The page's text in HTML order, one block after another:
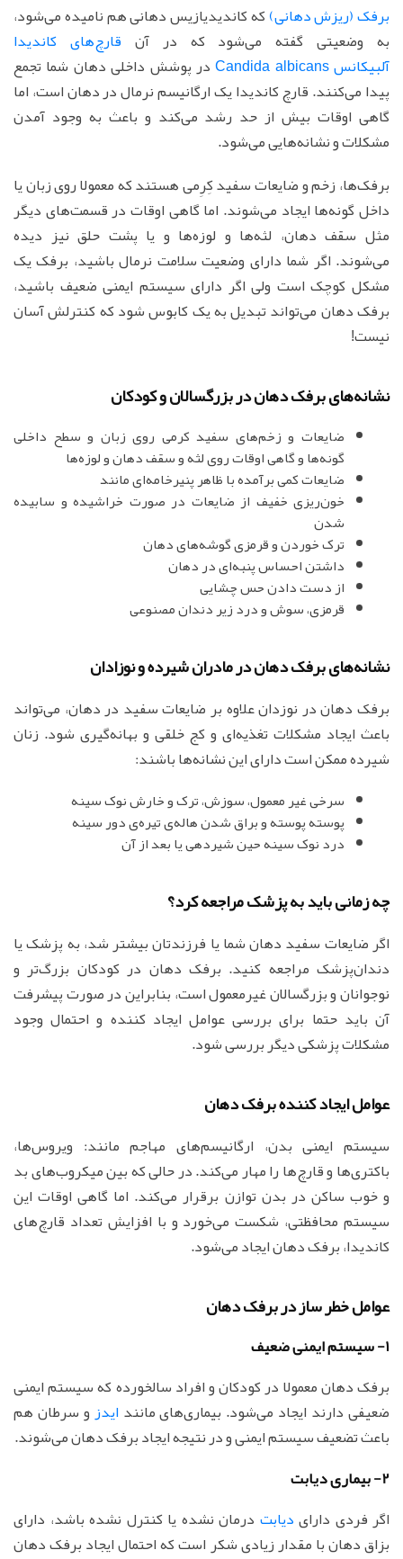
برفک (ریزش دهانی)که کاندیدیازیس دهانی هم نامیده می‌شود،
به وضعیتی گفته می‌شود که در آن قارچ‌های کاندیدا
آلبیکانس Candida albicans
در پوشش داخلی دهان شما تجمع
پیدا می‌کنند. قارچ کاندیدا یک ارگانیسم نرمال در دهان است، اما
گاهی اوقات بیش از حد رشد می‌کند و باعث به وجود آمدن
مشکلات و نشانه‌هایی می‌شود.
برفک‌ها، زخم و ضایعات سفید کِرِمی هستند که معمولا روی زبان یا
داخل گونه‌ها ایجاد می‌شوند. اما گاهی اوقات در قسمت‌های دیگر
مثل سقف دهان، لثه‌ها و لوزه‌ها و یا پشت حلق نیز دیده
می‌شوند. اگر شما دارای وضعیت سلامت نرمال باشید، برفک یک
مشکل کوچک است ولی اگر دارای سیستم ایمنی ضعیف باشید،
برفک دهان می‌تواند تبدیل به یک کابوس شود که کنترلش آسان
نیست!
نشانه‌های برفک دهان در بزرگسالان و کودکان
ضایعات و زخم‌های سفید کرمی روی زبان و سطح داخلی
گونه‌ها و گاهی اوقات روی لثه و سقف دهان و لوزه‌ها
ضایعات کمی برآمده با ظاهر پنیرخامه‌ای مانند
خون‌ریزی خفیف از ضایعات در صورت خراشیده و سابیده
شدن
ترک خوردن و قرمزی گوشه‌های دهان
داشتن احساس پنبه‌ای در دهان
از دست دادن حس چشایی
قرمزی، سوش و درد زیر دندان مصنوعی
نشانه‌های برفک دهان در مادران شیرده و نوزادان
برفک دهان در نوزدان علاوه بر ضایعات سفید در دهان، می‌تواند
باعث ایجاد مشکلات تغذیه‌ای و کج خلقی و بهانه‌گیری شود. زنان
شیرده ممکن است دارای این نشانه‌ها باشند:
سرخی غیر معمول، سوزش، ترک و خارش نوک سینه
پوسته پوسته و براق شدن هاله‌ی تیره‌ی دور سینه
درد نوک سینه حین شیردهی یا بعد از آن
چه زمانی باید به پزشک مراجعه کرد؟
اگر ضایعات سفید دهان شما یا فرزندتان بیشتر شد، به پزشک یا
دندان‌پزشک مراجعه کنید. برفک دهان در کودکان بزرگ‌تر و
نوجوانان و بزرگسالان غیرمعمول است، بنابراین در صورت پیشرفت
آن باید حتما برای بررسی عوامل ایجاد کننده و احتمال وجود
مشکلات پزشکی دیگر بررسی شود.
عوامل ایجاد کننده برفک دهان
سیستم ایمنی بدن، ارگانیسم‌های مهاجم مانند: ویروس‌ها،
باکتری‌ها و قارچ‌ها را مهار می‌کند. در حالی که بین میکروب‌های بد
و خوب ساکن در بدن توازن برقرار می‌کند. اما گاهی اوقات این
سیستم محافظتی، شکست می‌خورد و با افزایش تعداد قارچ‌های
کاندیدا، برفک دهان ایجاد می‌شود.
عوامل خطر ساز در برفک دهان
1- سیستم ایمنی ضعیف
برفک دهان معمولا در کودکان و افراد سالخورده که سیستم ایمنی
ضعیفی دارند ایجاد می‌شود. بیماری‌های مانندایدزو سرطان هم
باعث تضعیف سیستم ایمنی و در نتیجه ایجاد برفک دهان می‌شوند.
2- بیماری دیابت
اگر فردی دارایدیابت درمان نشده یا کنترل نشده باشد، دارای
بزاق دهان با مقدار زیادی شکر است که احتمال ایجاد برفک دهان